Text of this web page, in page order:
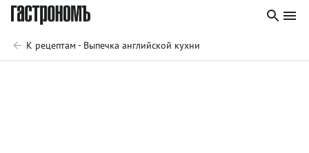
К рецептам - Выпечка английской кухни